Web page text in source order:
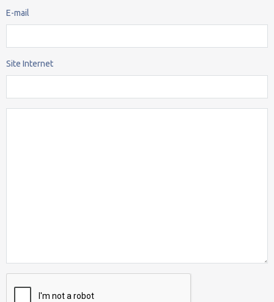
E-mail
Site Internet